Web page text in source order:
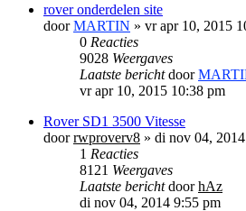
rover onderdelen site
doorMARTIN » vr apr 10, 2015
0 Reacties
9028 Weergaves
Laatste berichtdoor
vr apr 10, 2015 10:38 pm
Rover SD1 3500 Vitesse
doorrwproverv8 » di nov 04,
1 Reacties
8121 Weergaves
Laatste berichtdoorhAz
di nov 04, 2014 9:55 pm